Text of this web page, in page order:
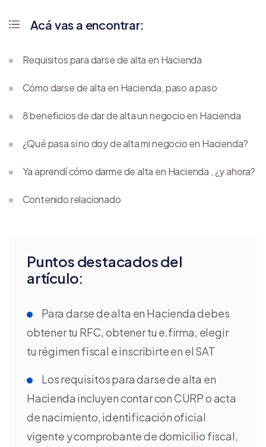
Puntos destacados del
artículo:
Para darse de alta en Hacienda debes
obtener tu RFC, obtener tu e.firma, elegir
tu régimen fiscal e inscribirte en el SAT
Los requisitos para darse de alta en
Hacienda incluyen contar con CURP o acta
de nacimiento, identificación oficial
vigente y comprobante de domicilio fiscal,
Acá vas a encontrar:
Requisitos para darse de alta en Hacienda
Cómo darse de alta en Hacienda, paso a paso
8 beneficios de dar de alta un negocio en Hacienda
¿Qué pasa si no doy de alta mi negocio en Hacienda?
Ya aprendí cómo darme de alta en Hacienda , ¿y ahora?
Contenido relacionado